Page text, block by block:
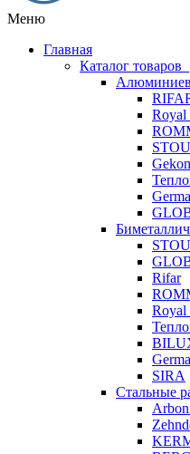
Меню
Главная
Каталог товаров
Royal
Gekon
Rifar
Royal
SIRA
Стальные